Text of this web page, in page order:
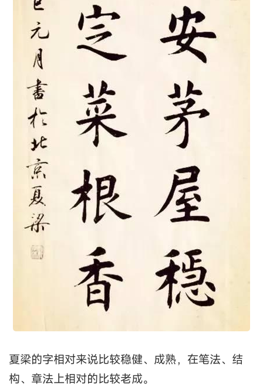
夏梁的字相对来说比较稳健、成熟，在笔法、结
构、章法上相对的比较老成。